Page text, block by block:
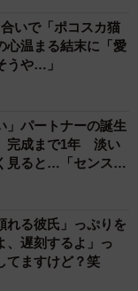
いで「ポコスカ猫
温まる結末に「愛
うや…」
」パートナーの誕生
完成まで1年 淡い
見ると…「センスす
れる彼氏」っぷりを
遅刻するよ」っ
てますけど？笑